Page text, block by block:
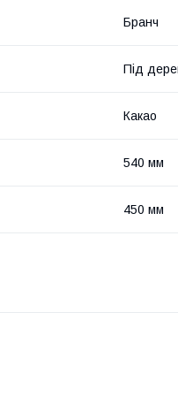
Бранч
Під
Какао
540 мм
450 мм